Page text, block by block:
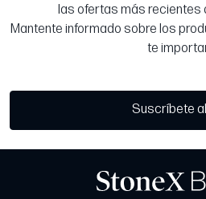
las ofertas más recientes
Mantente informado sobre los
te
Suscríbete